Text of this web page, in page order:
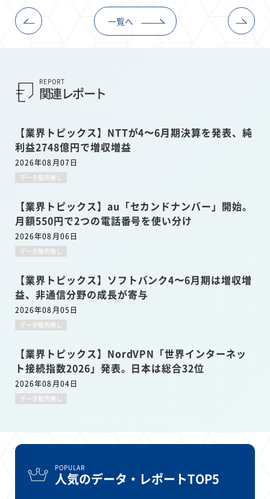
一覧へ
REPORT
関連レポート
【業界トピックス】NTTが4〜6月期決算を発表、純
利益2748億円で増収増益
2026年08月07日
データ販売無し
【業界トピックス】au「セカンドナンバー」開始。
月額550円で2つの電話番号を使い分け
2026年08月06日
データ販売無し
【業界トピックス】ソフトバンク4〜6月期は増収増
益、非通信分野の成長が寄与
2026年08月05日
データ販売無し
【業界トピックス】NordVPN「世界インターネッ
ト接続指数2026」発表。日本は総合32位
2026年08月04日
データ販売無し
POPULAR
人気のデータ・レポートTOP5